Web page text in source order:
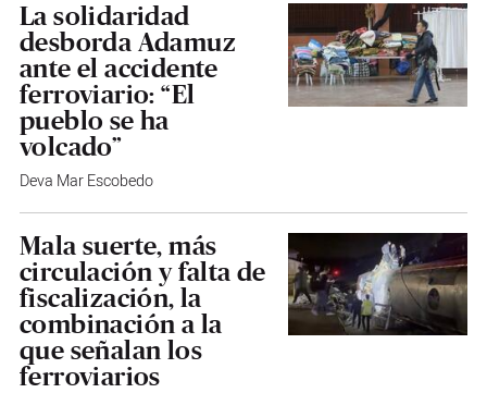
La solidaridad
desborda Adamuz
ante el accidente
ferroviario: “El
pueblo se ha
volcado”
Deva Mar Escobedo
Mala suerte, más
circulación y falta de
fiscalización, la
combinación a la
que señalan los
ferroviarios